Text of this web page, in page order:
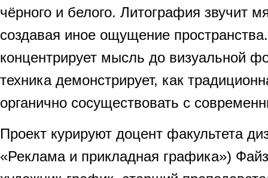
чёрного и белого. Литография звучит
создавая иное ощущение
концентрирует мысль до визуальной
техника демонстрирует, как
органично сосуществовать с
Проект курируют доцент факультета
«Реклама и прикладная графика»)